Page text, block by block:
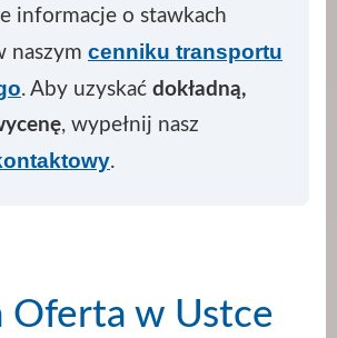
informacje o stawkach
naszym cenniku transportu
. Aby uzyskać dokładną,
, wypełnij nasz
.
Oferta w Ustce